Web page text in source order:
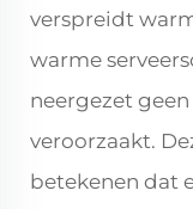
verspreidt
warme
neergezet
veroorzaakt.
betekenen dat